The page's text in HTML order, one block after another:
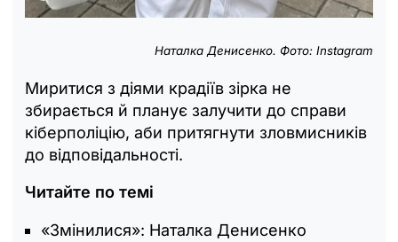
Наталка Денисенко. Фото: Instagram
Миритися з діями крадіїв зірка не
збирається й планує залучити до справи
кіберполіцію, аби притягнути зловмисників
до відповідальності.
Читайте по темі
«Змінилися»: Наталка Денисенко